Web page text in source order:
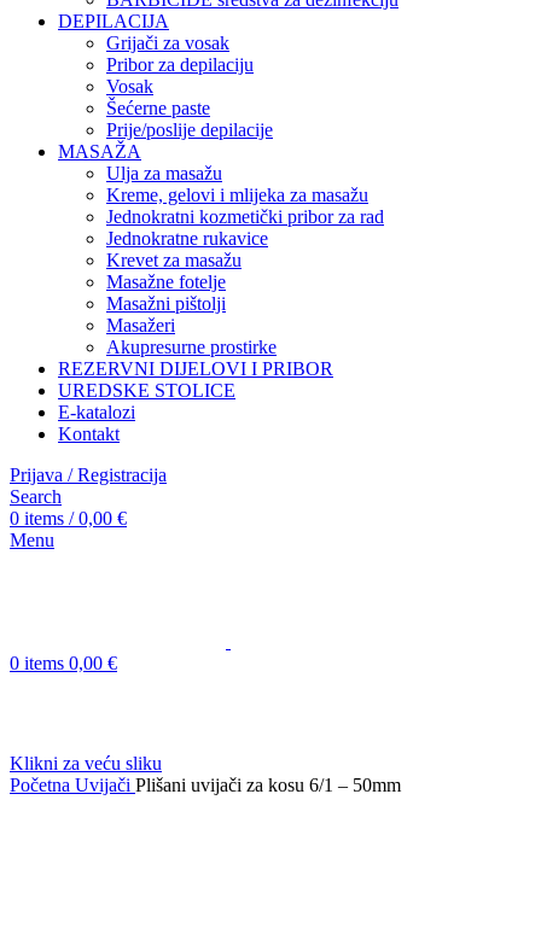
DEPILACIJA
Grijači za vosak
Pribor za depilaciju
Vosak
Šećerne paste
Prije/poslije depilacije
MASAŽA
Ulja za masažu
Kreme, gelovi i mlijeka za masažu
Jednokratni kozmetički pribor za rad
Jednokratne rukavice
Krevet za masažu
Masažne fotelje
Masažni pištolji
Masažeri
Akupresurne prostirke
REZERVNI DIJELOVI I PRIBOR
UREDSKE STOLICE
E-katalozi
Kontakt
Prijava / Registracija
Search
0 items / 0,00 €
Menu
0 items 0,00 €
Klikni za veću sliku
Početna Uvijači Plišani uvijači za kosu 6/1 – 50mm